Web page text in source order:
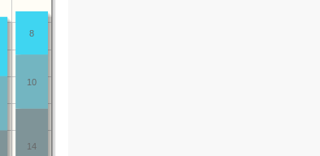
14
10
8